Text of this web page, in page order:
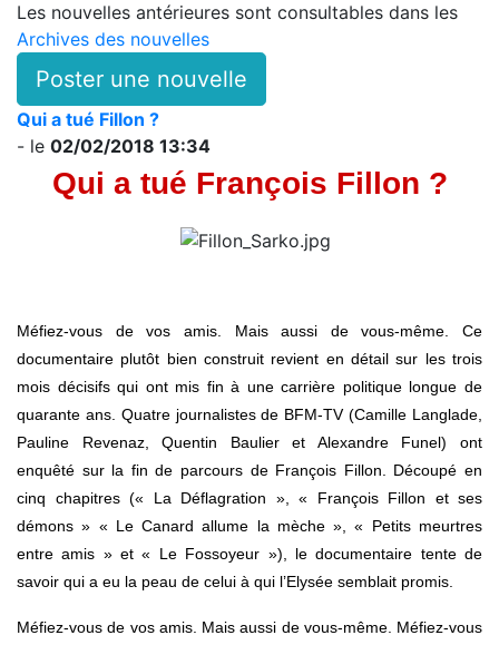
Les nouvelles antérieures sont consultables dans les
Archives des nouvelles
Poster une nouvelle
Qui a tué Fillon ?
- le 02/02/2018 13:34
Qui a tué François Fillon ?
Méfiez-vous de vos amis. Mais aussi de vous-même. Ce
documentaire plutôt bien construit revient en détail sur les trois
mois décisifs qui ont mis fin à une carrière politique longue de
quarante ans. Quatre journalistes de BFM-TV (Camille Langlade,
Pauline Revenaz, Quentin Baulier et Alexandre Funel) ont
enquêté sur la fin de parcours de François Fillon. Découpé en
cinq chapitres (« La Déflagration », « François Fillon et ses
démons » « Le Canard allume la mèche », « Petits meurtres
entre amis » et « Le Fossoyeur »), le documentaire tente de
savoir qui a eu la peau de celui à qui l’Elysée semblait promis.
Méfiez-vous de vos amis. Mais aussi de vous-même. Méfiez-vous